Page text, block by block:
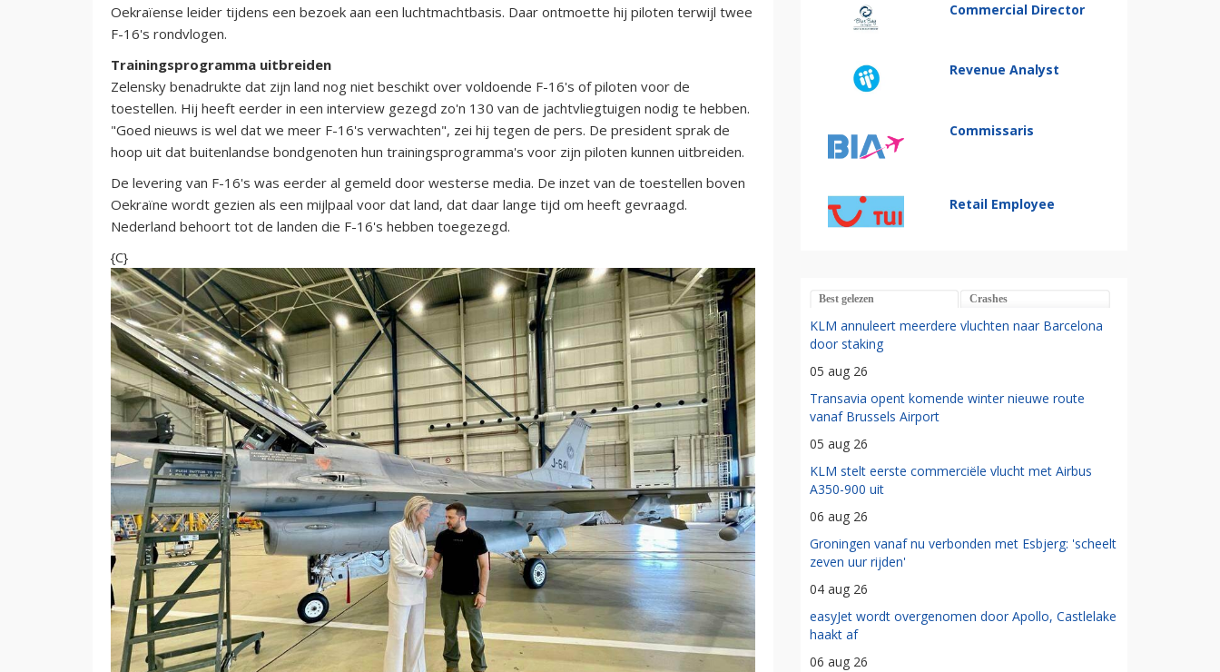
Oekraïense leider tijdens een bezoek aan een luchtmachtbasis. Daar ontmoette hij piloten terwijl twee
F-16's rondvlogen.
Trainingsprogramma uitbreiden
Zelensky benadrukte dat zijn land nog niet beschikt over voldoende F-16's of piloten voor de
toestellen. Hij heeft eerder in een interview gezegd zo'n 130 van de jachtvliegtuigen nodig te hebben.
"Goed nieuws is wel dat we meer F-16's verwachten", zei hij tegen de pers. De president sprak de
hoop uit dat buitenlandse bondgenoten hun trainingsprogramma's voor zijn piloten kunnen uitbreiden.
De levering van F-16's was eerder al gemeld door westerse media. De inzet van de toestellen boven
Oekraïne wordt gezien als een mijlpaal voor dat land, dat daar lange tijd om heeft gevraagd.
Nederland behoort tot de landen die F-16's hebben toegezegd.
{C}
Commercial Director
Revenue Analyst
Commissaris
Retail Employee
Best gelezen Crashes
KLM annuleert meerdere vluchten naar Barcelona
door staking
05 aug 26
Transavia opent komende winter nieuwe route
vanaf Brussels Airport
05 aug 26
KLM stelt eerste commerciële vlucht met Airbus
A350-900 uit
06 aug 26
Groningen vanaf nu verbonden met Esbjerg: 'scheelt
zeven uur rijden'
04 aug 26
easyJet wordt overgenomen door Apollo, Castlelake
haakt af
06 aug 26